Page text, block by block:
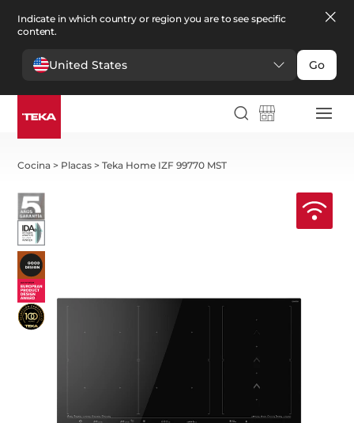
Indicate in which country or region you are to see specific
content.
United States Go
Cocina > Placas >Teka Home IZF 99770 MST